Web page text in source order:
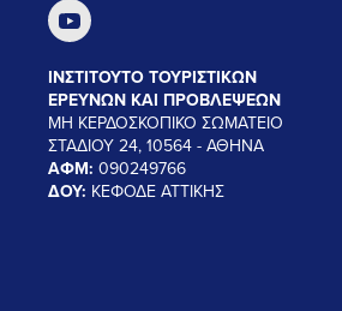
ΙΝΣΤΙΤΟΥΤΟ ΤΟΥΡΙΣΤΙΚΩΝ
ΕΡΕΥΝΩΝ ΚΑΙ ΠΡΟΒΛΕΨΕΩΝ
ΜΗ ΚΕΡΔΟΣΚΟΠΙΚΟ ΣΩΜΑΤΕΙΟ
ΣΤΑΔΙΟΥ 24, 10564 - ΑΘΗΝΑ
ΑΦΜ: 090249766
ΔΟΥ: ΚΕΦΟΔΕ ΑΤΤΙΚΗΣ